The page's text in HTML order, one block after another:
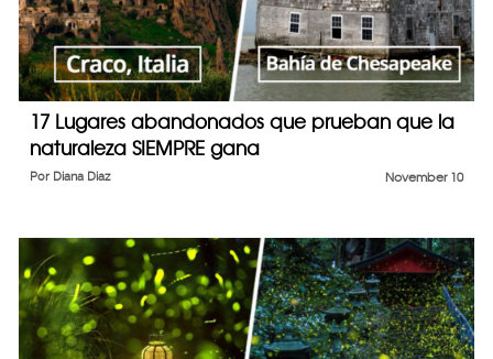
17 Lugares abandonados que prueban que la
naturaleza SIEMPRE gana
November 10
Por Diana Diaz